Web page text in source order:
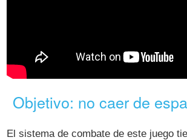
Objetivo: no caer de
El sistema de combate de este juego